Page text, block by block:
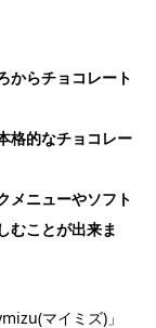
からチョコレート
格的なチョコレー
メニューやソフト
むことが出来ま
マイミズ)」